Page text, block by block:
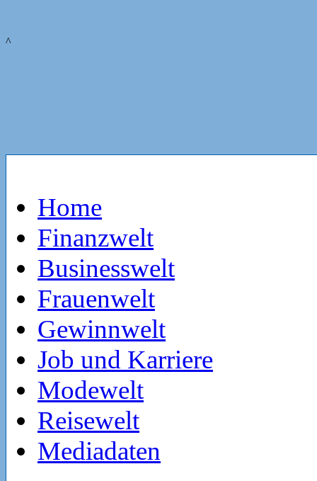
^
Home
Finanzwelt
Businesswelt
Frauenwelt
Gewinnwelt
Job und Karriere
Modewelt
Reisewelt
Mediadaten